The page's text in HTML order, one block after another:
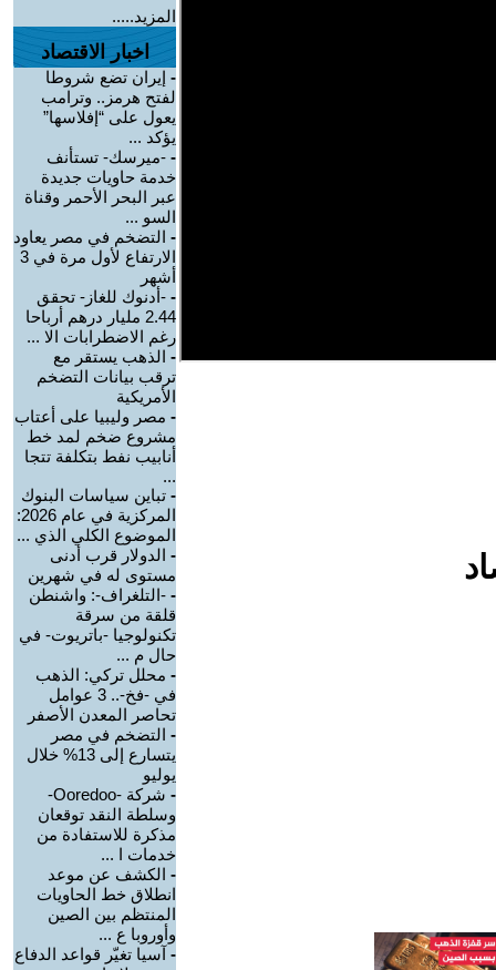
المزيد.....
اخبار الاقتصاد
- إيران تضع شروطا
لفتح هرمز.. وترامب
يعول على “إفلاسها”
يؤكد ...
- -ميرسك- تستأنف
خدمة حاويات جديدة
عبر البحر الأحمر وقناة
السو ...
- التضخم في مصر يعاود
الارتفاع لأول مرة في 3
أشهر
- -أدنوك للغاز- تحقق
2.44 مليار درهم أرباحا
رغم الاضطرابات الا ...
- الذهب يستقر مع
ترقب بيانات التضخم
الأمريكية
- مصر وليبيا على أعتاب
مشروع ضخم لمد خط
أنابيب نفط بتكلفة تتجا
...
- تباين سياسات البنوك
المركزية في عام 2026:
الموضوع الكلي الذي ...
- الدولار قرب أدنى
مستوى له في شهرين
- -التلغراف-: واشنطن
قلقة من سرقة
تكنولوجيا -باتريوت- في
حال م ...
- محلل تركي: الذهب
في -فخ-.. 3 عوامل
تحاصر المعدن الأصفر
- التضخم في مصر
يتسارع إلى 13% خلال
يوليو
-
شركة -Ooredoo-
وسلطة النقد توقعان
مذكرة للاستفادة من
خدمات ا ...
- الكشف عن موعد
انطلاق خط الحاويات
المنتظم بين الصين
وأوروبا ع ...
- آسيا تغيّر قواعد الدفاع